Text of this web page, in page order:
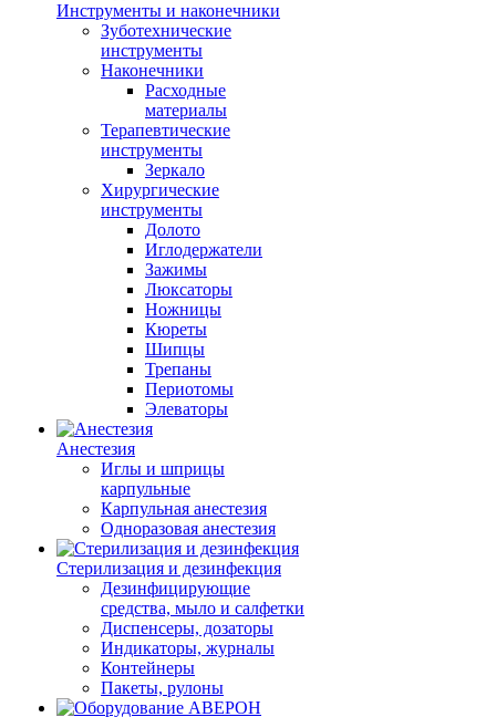
Инструменты и наконечники
Зуботехнические
инструменты
Наконечники
Расходные
материалы
Терапевтические
инструменты
Зеркало
Хирургические
инструменты
Долото
Иглодержатели
Зажимы
Люксаторы
Ножницы
Кюреты
Шипцы
Трепаны
Периотомы
Элеваторы
Анестезия
Иглы и шприцы
карпульные
Карпульная анестезия
Одноразовая анестезия
Стерилизация и дезинфекция
Дезинфицирующие
средства, мыло и салфетки
Диспенсеры, дозаторы
Индикаторы, журналы
Контейнеры
Пакеты, рулоны